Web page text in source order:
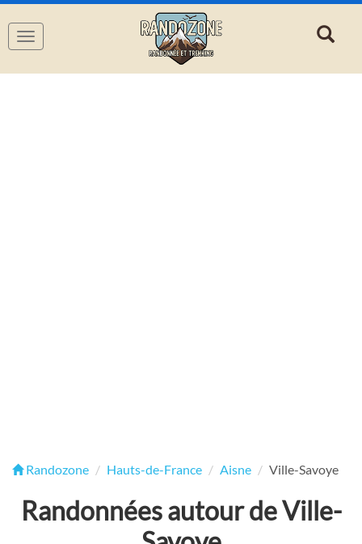
Navigation
Randozone Hauts-de-France Aisne Ville-Savoye
Randonnées autour de Ville-